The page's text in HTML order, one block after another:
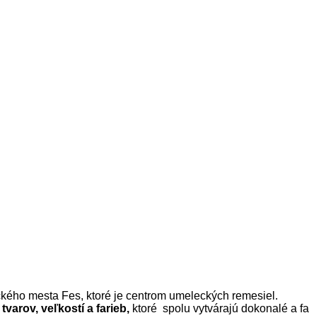
mesta Fes, ktoré je centrom umeleckých remesiel.
veľkostí a farieb, ktoré spolu vytvárajú dokonalé a